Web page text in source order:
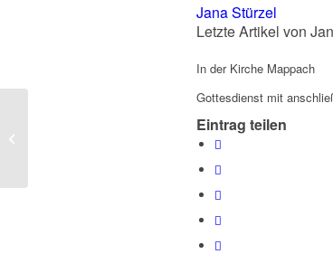
Jana Stürzel
Letzte Artikel von
In der Kirche Mappach
Gottesdienst mit
Eintrag teilen